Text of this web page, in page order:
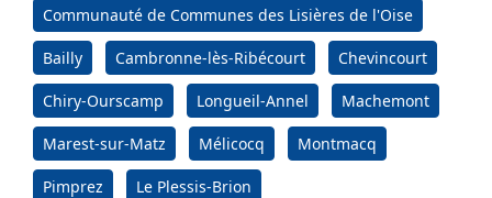
Communauté de Communes des Lisières de l'Oise
Bailly Cambronne-lès-Ribécourt Chevincourt
Chiry-Ourscamp Longueil-Annel Machemont
Marest-sur-Matz Mélicocq Montmacq
Pimprez Le Plessis-Brion